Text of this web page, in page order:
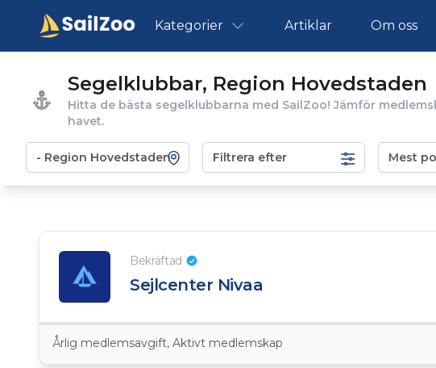
Kategorier Artiklar Om oss
Segelklubbar, Region Hovedstaden
Hitta de bästa segelklubbarna med SailZoo! Jämför
havet.
Filtrera efter
Bekräftad
Sejlcenter Nivaa
Årlig medlemsavgift, Aktivt medlemskap